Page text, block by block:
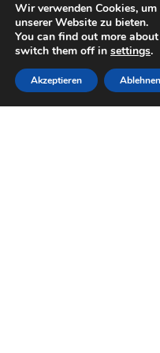
He leído y acepto la
CRTA.
Wir verwenden Cookies,
unserer Website zu bieten.
You can find out more
switch them off in settings.
Akzeptieren Ablehnen